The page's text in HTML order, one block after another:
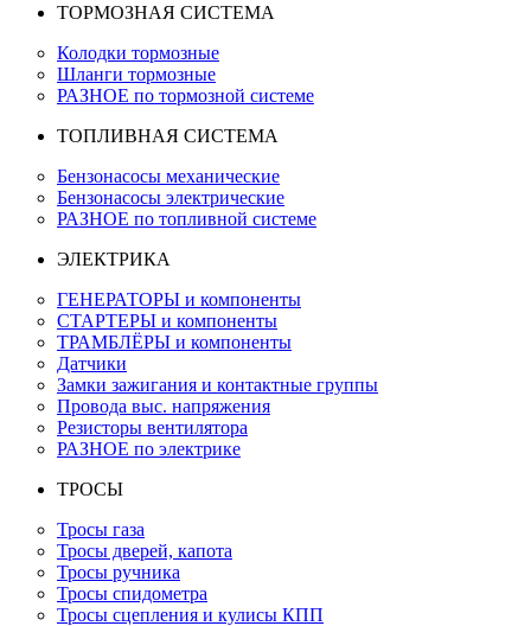
ТОРМОЗНАЯ СИСТЕМА
Колодки тормозные
Шланги тормозные
РАЗНОЕ по тормозной системе
ТОПЛИВНАЯ СИСТЕМА
Бензонасосы механические
Бензонасосы электрические
РАЗНОЕ по топливной системе
ЭЛЕКТРИКА
ГЕНЕРАТОРЫ и компоненты
СТАРТЕРЫ и компоненты
ТРАМБЛЁРЫ и компоненты
Датчики
Замки зажигания и контактные группы
Провода выс. напряжения
Резисторы вентилятора
РАЗНОЕ по электрике
ТРОСЫ
Тросы газа
Тросы дверей, капота
Тросы ручника
Тросы спидометра
Тросы сцепления и кулисы КПП